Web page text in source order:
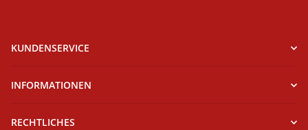
KUNDENSERVICE
INFORMATIONEN
RECHTLICHES